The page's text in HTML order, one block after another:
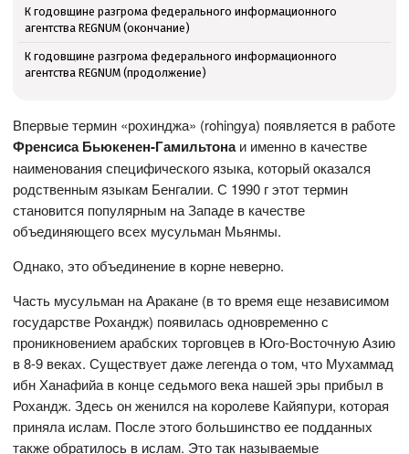
К годовщине разгрома федерального информационного
агентства REGNUM (окончание)
К годовщине разгрома федерального информационного
агентства REGNUM (продолжение)
Впервые термин «рохинджа» (rohingya) появляется в работе
Френсиса Бьюкенен-Гамильтонаи именно в качестве
наименования специфического языка, который оказался
родственным языкам Бенгалии. С 1990 г этот термин
становится популярным на Западе в качестве
объединяющего всех мусульман Мьянмы.
Однако, это объединение в корне неверно.
Часть мусульман на Аракане (в то время еще независимом
государстве Рохандж) появилась одновременно с
проникновением арабских торговцев в Юго-Восточную Азию
в 8-9 веках. Существует даже легенда о том, что Мухаммад
ибн Ханафийа в конце седьмого века нашей эры прибыл в
Рохандж. Здесь он женился на королеве Кайяпури, которая
приняла ислам. После этого большинство ее подданных
также обратилось в ислам. Это так называемые